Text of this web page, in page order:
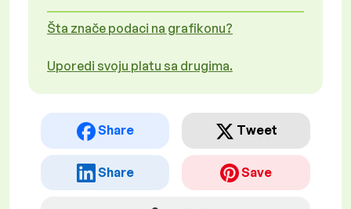
Šta znače podaci na grafikonu?
Uporedi svoju platu sa drugima.
Share Tweet
Share Save